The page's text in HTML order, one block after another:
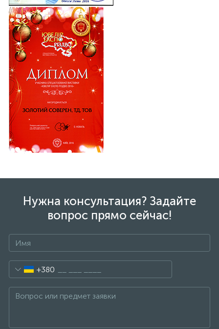
Нужна консультация? Задайте
вопрос прямо сейчас!
+380